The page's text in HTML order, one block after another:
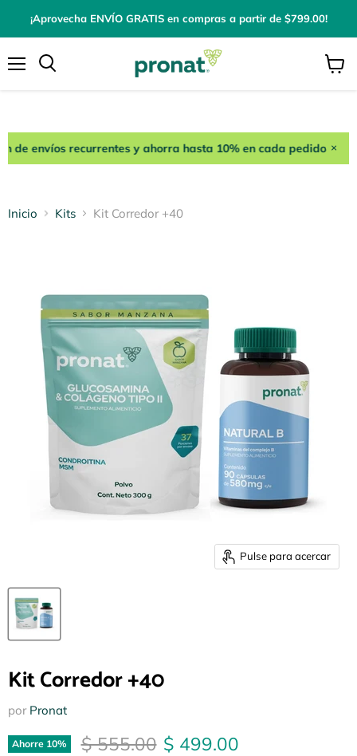
¡Aprovecha ENVÍO GRATIS en compras a partir de $799.00!
de envíos recurrentes y ahorra hasta 10% en cada pedido ×
Inicio Kits Kit Corredor +40
Pulse para acercar
Kit Corredor +40
por Pronat
Ahorre 10% Precio original
$ 555.00 Precio actual
$ 499.00